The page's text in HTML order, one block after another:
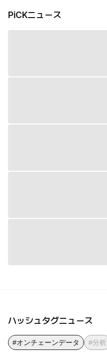
PiCKニュース
ハッシュタグニュース
#オンチェーンデータ #分析